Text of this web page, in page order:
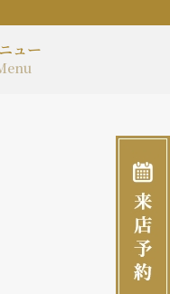
ュー